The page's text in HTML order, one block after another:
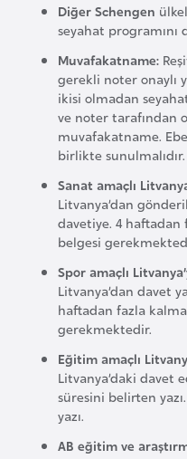
Diğer Schengen
seyahat programını
Muvafakatname:
gerekli noter onaylı
ikisi olmadan
ve noter tarafından
muvafakatname.
birlikte sunulmalıdır.
Sanat amaçlı
Litvanya’dan
davetiye. 4
belgesi
Spor amaçlı
Litvanya’dan davet
haftadan fazla
gerekmektedir.
Eğitim amaçlı
Litvanya’daki davet
süresini belirten
yazı.
AB eğitim ve